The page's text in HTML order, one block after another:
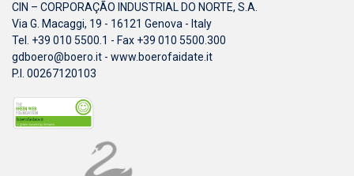
CIN – CORPORAÇÃO INDUSTRIAL DO NORTE, S.A.
Via G. Macaggi, 19 - 16121 Genova - Italy
Tel. +39 010 5500.1 - Fax +39 010 5500.300
gdboero@boero.it - www.boerofaidate.it
P.I. 00267120103